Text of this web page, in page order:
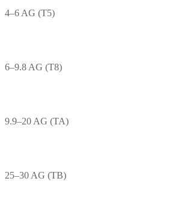
4–6 AG (T5)
6–9.8 AG (T8)
9.9–20 AG (TA)
25–30 AG (TB)